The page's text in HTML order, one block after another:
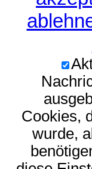
Cookies,
wurde,